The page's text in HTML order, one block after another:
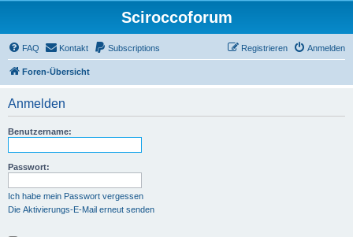
Sciroccoforum
FAQ Kontakt Subscriptions Anmelden
Registrieren
Foren-Übersicht
Anmelden
Benutzername:
Passwort:
Ich habe mein Passwort vergessen
Die Aktivierungs-E-Mail erneut senden